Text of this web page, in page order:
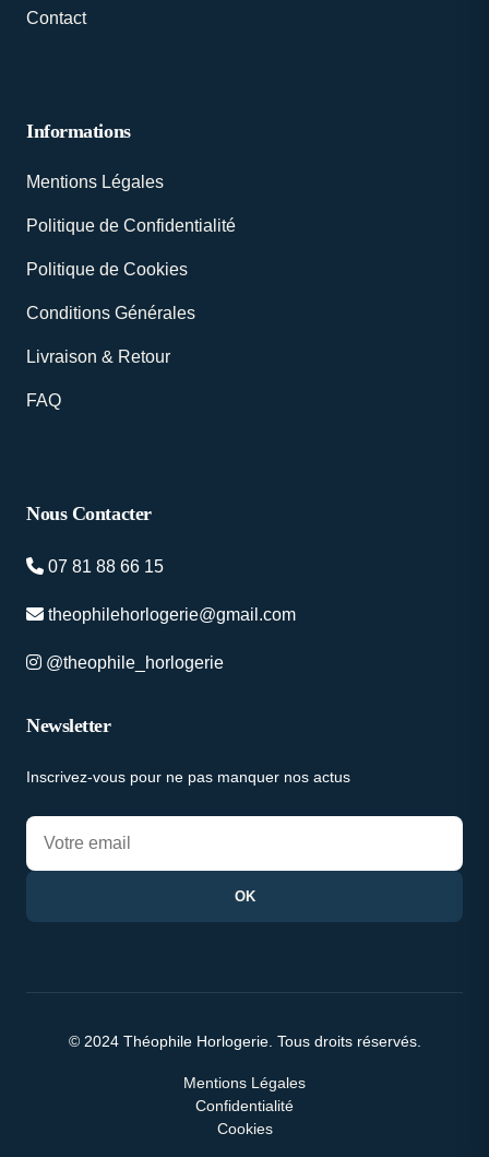
Contact
Informations
Mentions Légales
Politique de Confidentialité
Politique de Cookies
Conditions Générales
Livraison & Retour
FAQ
Nous Contacter
07 81 88 66 15
theophilehorlogerie@gmail.com
@theophile_horlogerie
Newsletter
Inscrivez-vous pour ne pas manquer nos actus
OK
© 2024 Théophile Horlogerie. Tous droits réservés.
Mentions Légales
Confidentialité
Cookies